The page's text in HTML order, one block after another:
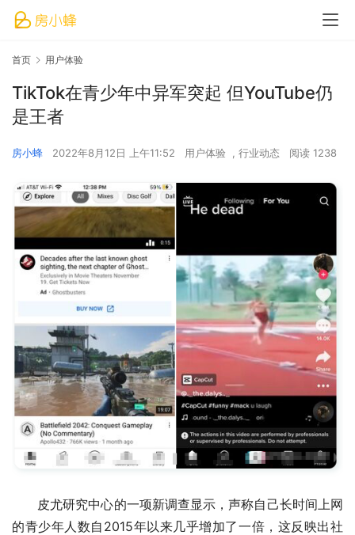
首页 用户体验
TikTok在青少年中异军突起 但YouTube仍
是王者
房小蜂 2022年8月12日 上午11:52 用户体验 , 行业动态 阅读 1238
皮尤研究中心的一项新调查显示，声称自己长时间上网
的青少年人数自2015年以来几乎增加了一倍，这反映出社